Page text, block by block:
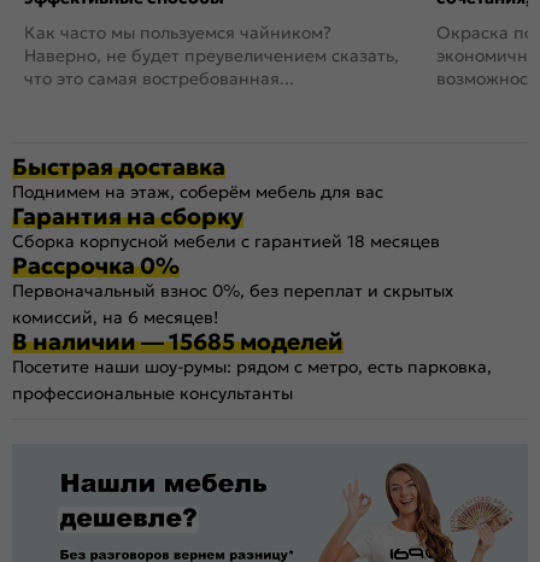
Как часто мы пользуемся чайником?
Наверно, не будет преувеличением сказать,
что это самая востребованная...
Окраска
Быстрая доставка
Поднимем на этаж, соберём мебель для вас
Гарантия на сборку
Сборка корпусной мебели с гарантией 18 месяцев
Рассрочка 0%
Первоначальный взнос 0%, без переплат и скрытых
комиссий, на 6 месяцев!
В наличии — 15685 моделей
Посетите наши шоу-румы: рядом с метро, есть парковка,
профессиональные консультанты